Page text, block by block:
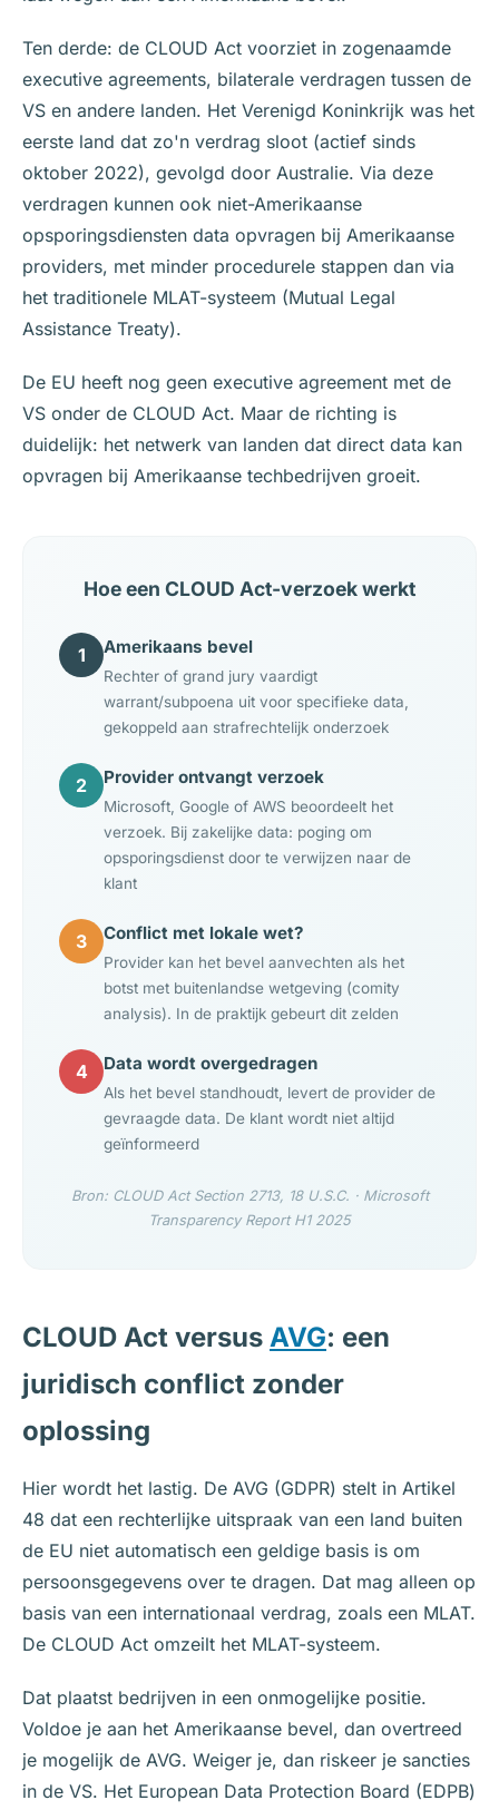
Ten derde: de CLOUD Act voorziet in zogenaamde
executive agreements, bilaterale verdragen tussen de
VS en andere landen. Het Verenigd Koninkrijk was het
eerste land dat zo'n verdrag sloot (actief sinds
oktober 2022), gevolgd door Australie. Via deze
verdragen kunnen ook niet-Amerikaanse
opsporingsdiensten data opvragen bij Amerikaanse
providers, met minder procedurele stappen dan via
het traditionele MLAT-systeem (Mutual Legal
Assistance Treaty).
De EU heeft nog geen executive agreement met de
VS onder de CLOUD Act. Maar de richting is
duidelijk: het netwerk van landen dat direct data kan
opvragen bij Amerikaanse techbedrijven groeit.
Hoe een CLOUD Act-verzoek werkt
1 Amerikaans bevel
Rechter of grand jury vaardigt
warrant/subpoena uit voor specifieke data,
gekoppeld aan strafrechtelijk onderzoek
2 Provider ontvangt verzoek
Microsoft, Google of AWS beoordeelt het
verzoek. Bij zakelijke data: poging om
opsporingsdienst door te verwijzen naar de
klant
3 Conflict met lokale wet?
Provider kan het bevel aanvechten als het
botst met buitenlandse wetgeving (comity
analysis). In de praktijk gebeurt dit zelden
4 Data wordt overgedragen
Als het bevel standhoudt, levert de provider de
gevraagde data. De klant wordt niet altijd
geïnformeerd
Bron: CLOUD Act Section 2713, 18 U.S.C. · Microsoft
Transparency Report H1 2025
CLOUD Act versus AVG: een
juridisch conflict zonder
oplossing
Hier wordt het lastig. De AVG (GDPR) stelt in Artikel
48 dat een rechterlijke uitspraak van een land buiten
de EU niet automatisch een geldige basis is om
persoonsgegevens over te dragen. Dat mag alleen op
basis van een internationaal verdrag, zoals een MLAT.
De CLOUD Act omzeilt het MLAT-systeem.
Dat plaatst bedrijven in een onmogelijke positie.
Voldoe je aan het Amerikaanse bevel, dan overtreed
je mogelijk de AVG. Weiger je, dan riskeer je sancties
in de VS. Het European Data Protection Board (EDPB)